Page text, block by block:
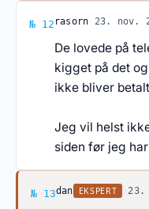
№ 12 Svar af
rasorn · 23. nov.
De lovede på
kigget på det
ikke bliver
Jeg vil helst
siden før jeg
№ 13Svar af dan
dan EKSPERT 23.